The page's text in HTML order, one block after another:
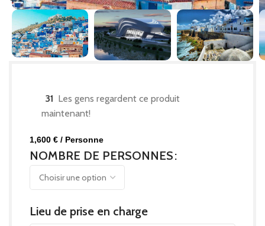
31 Les gens regardent ce produit
maintenant!
€
NOMBRE DE PERSONNES
Lieu de prise en charge